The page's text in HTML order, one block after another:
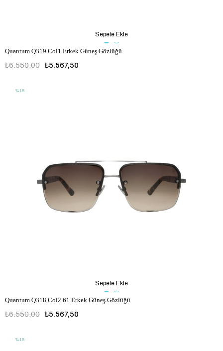
Quantum Q319 Col1 Erkek Güneş Gözlüğü
₺5.567,50
₺6.550,00
Sepete Ekle
Quantum Q318 Col2 61 Erkek Güneş Gözlüğü
₺5.567,50
₺6.550,00
Sepete Ekle
%15
%15